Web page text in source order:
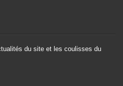
du site et les coulisses du